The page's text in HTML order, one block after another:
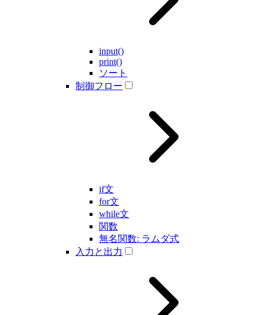
input()
print()
ソート
制御フロー
if文
for文
while文
関数
無名関数: ラムダ式
入力と出力